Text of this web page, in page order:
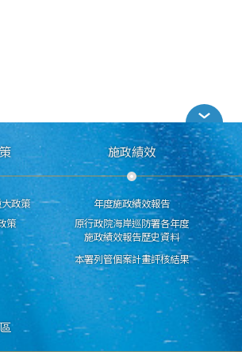
政策
策
施政績效
年度施政績效報告
原行政院海岸巡防署各年度
施政績效報告歷史資料
本署列管個案計畫評核結果